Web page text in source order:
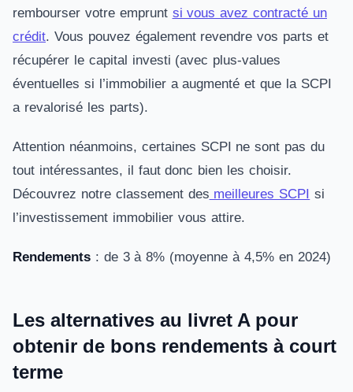
rembourser votre emprunt si vous avez contracté un
crédit. Vous pouvez également revendre vos parts et
récupérer le capital investi (avec plus-values
éventuelles si l’immobilier a augmenté et que la SCPI
a revalorisé les parts).
Attention néanmoins, certaines SCPI ne sont pas du
tout intéressantes, il faut donc bien les choisir.
Découvrez notre classement des meilleures SCPI si
l’investissement immobilier vous attire.
Rendements : de 3 à 8% (moyenne à 4,5% en 2024)
Les alternatives au livret A pour
obtenir de bons rendements à court
terme